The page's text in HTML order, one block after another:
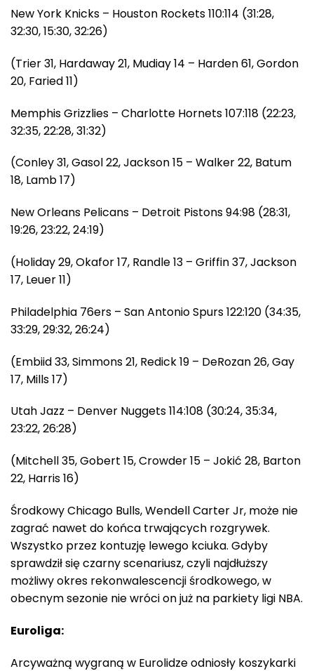
New York Knicks – Houston Rockets 110:114 (31:28,
32:30, 15:30, 32:26)
(Trier 31, Hardaway 21, Mudiay 14 – Harden 61, Gordon
20, Faried 11)
Memphis Grizzlies – Charlotte Hornets 107:118 (22:23,
32:35, 22:28, 31:32)
(Conley 31, Gasol 22, Jackson 15 – Walker 22, Batum
18, Lamb 17)
New Orleans Pelicans – Detroit Pistons 94:98 (28:31,
19:26, 23:22, 24:19)
(Holiday 29, Okafor 17, Randle 13 – Griffin 37, Jackson
17, Leuer 11)
Philadelphia 76ers – San Antonio Spurs 122:120 (34:35,
33:29, 29:32, 26:24)
(Embiid 33, Simmons 21, Redick 19 – DeRozan 26, Gay
17, Mills 17)
Utah Jazz – Denver Nuggets 114:108 (30:24, 35:34,
23:22, 26:28)
(Mitchell 35, Gobert 15, Crowder 15 – Jokić 28, Barton
22, Harris 16)
Środkowy Chicago Bulls, Wendell Carter Jr, może nie
zagrać nawet do końca trwających rozgrywek.
Wszystko przez kontuzję lewego kciuka. Gdyby
sprawdził się czarny scenariusz, czyli najdłuższy
możliwy okres rekonwalescencji środkowego, w
obecnym sezonie nie wróci on już na parkiety ligi NBA.
Euroliga:
Arcyważną wygraną w Eurolidze odniosły koszykarki